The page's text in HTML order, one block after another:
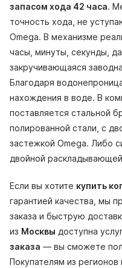
запасом хода 42 часа.
точность хода, не
Omega. В механизме
часы, минуты, секунды,
закручивающаяся
Благодаря
нахождения в воде. В
поставляется стальной
полированной стали, с
застежкой Omega. Либо
двойной
Если вы хотите купить
гарантией качества, мы
заказа и быструю
из Москвы доступна
заказа — вы сможете
Покупателям из